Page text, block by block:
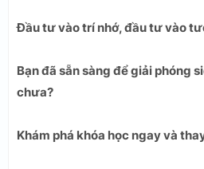
Đầu tư vào trí nhớ, đầu tư vào
Bạn đã sẵn sàng để giải phóng
chưa?
Khám phá khóa học ngay và